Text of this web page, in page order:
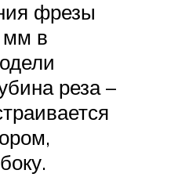
фрезы
мм в
реза –